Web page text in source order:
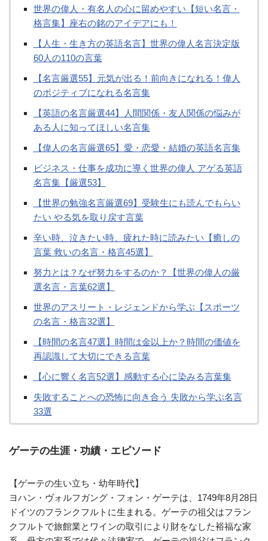
世界の偉人・有名人の心に留めやすい【短い名言・
格言集】座右の銘のアイデアにも！
【人生・生き方の英語名言】世界の偉人名言決定版
60人の110の言葉
【名言厳選55】元気が出る！前向きになれる！偉人
のポジティブになれる名言集
【英語の名言厳選44】人間関係・友人関係の悩みが
ある人に知ってほしい名言集
【偉人の名言厳選65】愛・恋愛・結婚の英語名言集
ビジネス・仕事を成功に導く世界の偉人 アゲる英語
名言集【厳選53】
【世界の勉強名言厳選69】受験生にも読んでもらい
たい やる気を取り戻す言葉
辛い時、泣きたい時、疲れた時に読みたい【癒しの
言葉 救いの名言・格言45選】
努力とは？なぜ努力をするのか？【世界の偉人の厳
選名言・言葉62選】
世界のアスリート・レジェンドから学ぶ【スポーツ
の名言・格言32選】
【時間の名言47選】時間は金以上か？時間の価値を
再認識して大切にできる言葉
【心に響く名言52選】感動する心に染みる言葉集
失敗することへの恐怖に向き合う 失敗から学ぶ名言
33選
ゲーテの生涯・功績・エピソード
【ゲーテの生い立ち・幼年時代】
ヨハン・ヴォルフガング・フォン・ゲーテは、1749年8月28日
ドイツのフランクフルトに生まれる。ゲーテの祖父はフラン
クフルトで旅館業とワインの取引により財をなした裕福な家